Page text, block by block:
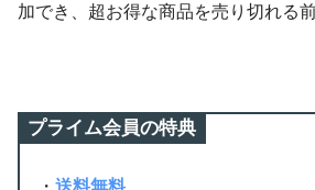
加でき、超お得な商品を売り切れる
プライム会員の特典